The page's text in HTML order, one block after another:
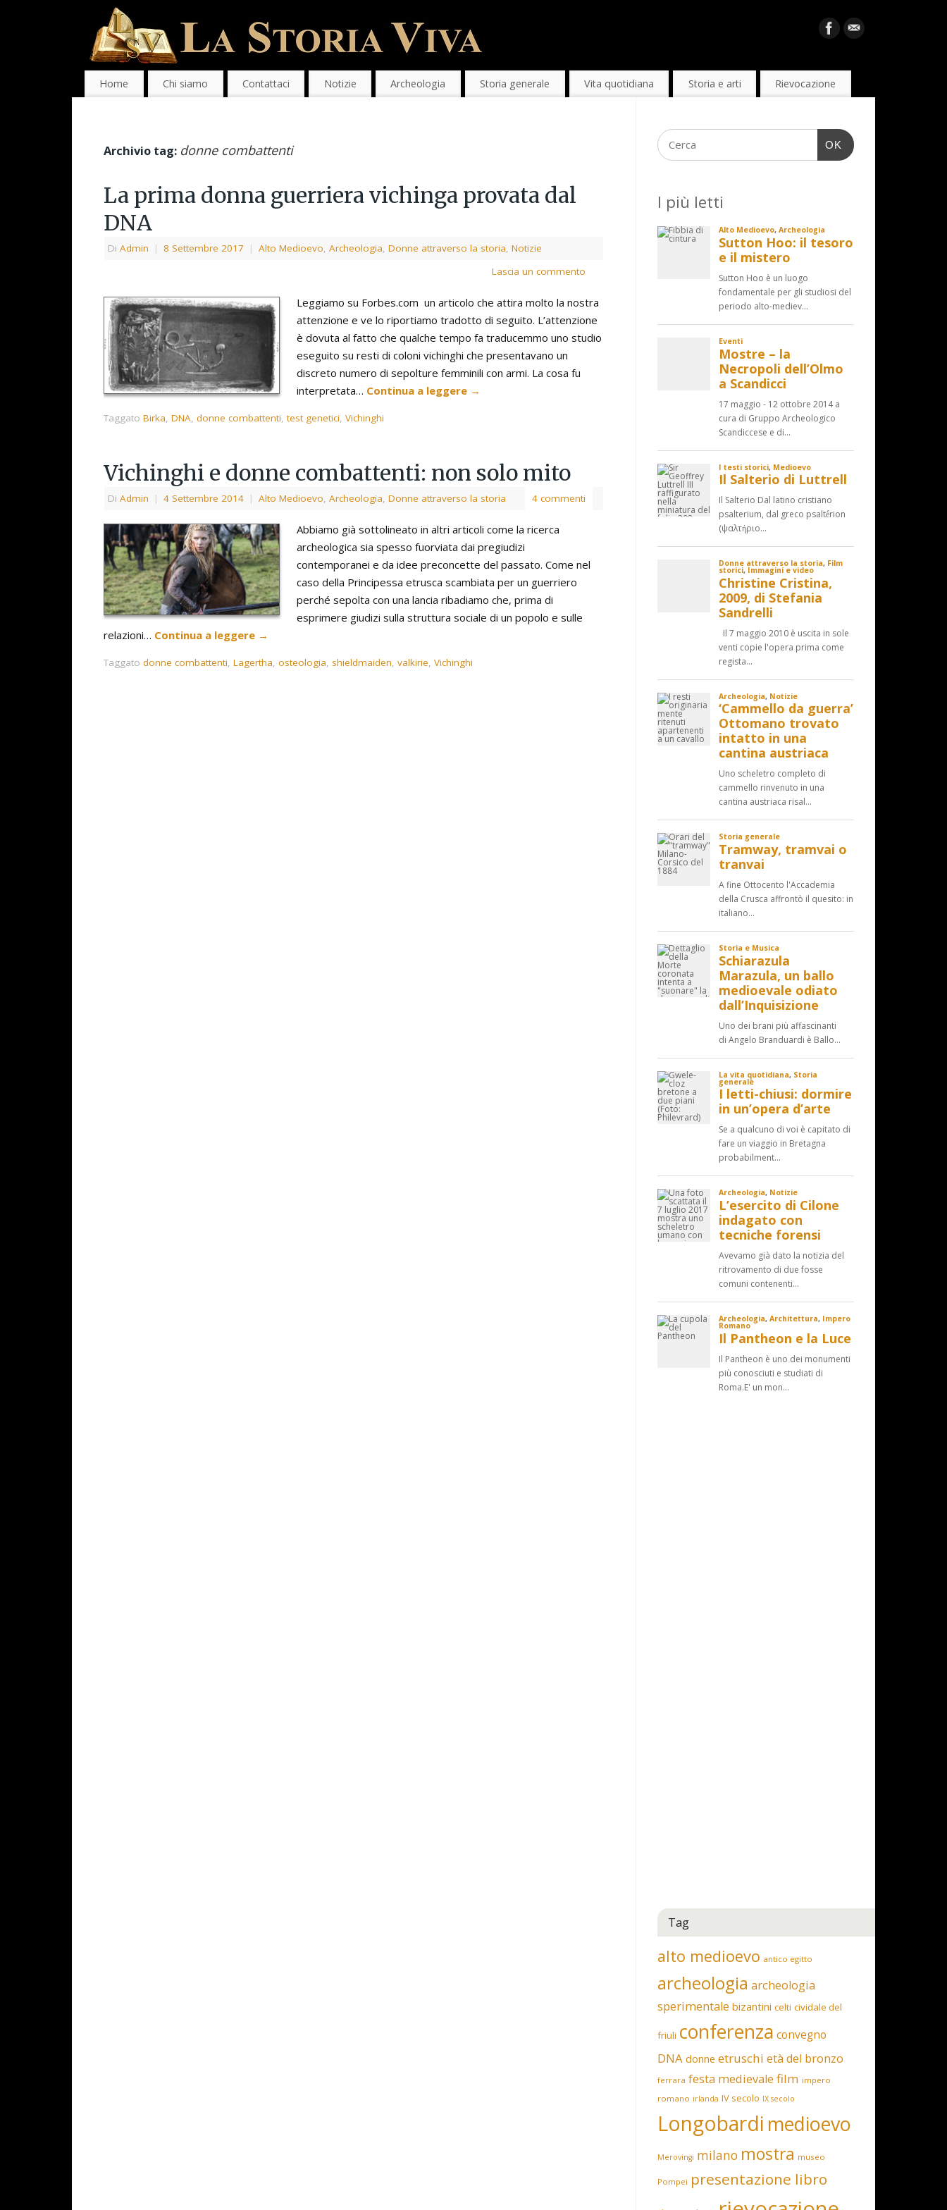
Home Chi siamo Contattaci Notizie Archeologia Storia generale Vita quotidiana Storia e arti Rievocazione
Archivio tag: donne combattenti
La prima donna guerriera vichinga provata dal
DNA
Di Admin | 8 Settembre 2017 | Alto Medioevo, Archeologia, Donne attraverso la storia, Notizie
Lascia un commento
Leggiamo su Forbes.com un articolo che attira molto la nostra
attenzione e ve lo riportiamo tradotto di seguito. L’attenzione
è dovuta al fatto che qualche tempo fa traducemmo uno studio
eseguito su resti di coloni vichinghi che presentavano un
discreto numero di sepolture femminili con armi. La cosa fu
interpretata… Continua a leggere →
Taggato Birka, DNA, donne combattenti, test genetici, Vichinghi
Vichinghi e donne combattenti: non solo mito
Di Admin | 4 Settembre 2014 | Alto Medioevo, Archeologia, Donne attraverso la storia 4 commenti
Abbiamo già sottolineato in altri articoli come la ricerca
archeologica sia spesso fuorviata dai pregiudizi
contemporanei e da idee preconcette del passato. Come nel
caso della Principessa etrusca scambiata per un guerriero
perché sepolta con una lancia ribadiamo che, prima di
esprimere giudizi sulla struttura sociale di un popolo e sulle
relazioni… Continua a leggere →
Taggato donne combattenti, Lagertha, osteologia, shieldmaiden, valkirie, Vichinghi
OK
I più letti
Tag
alto medioevo antico egitto
archeologia archeologia
sperimentale bizantini celti cividale del
friuli conferenza convegno
DNA donne etruschi età del bronzo
ferrara festa medievale film impero
romano irlanda IV secolo IX secolo
Longobardi medioevo
Merovingi milano mostra museo
Pompei presentazione libro